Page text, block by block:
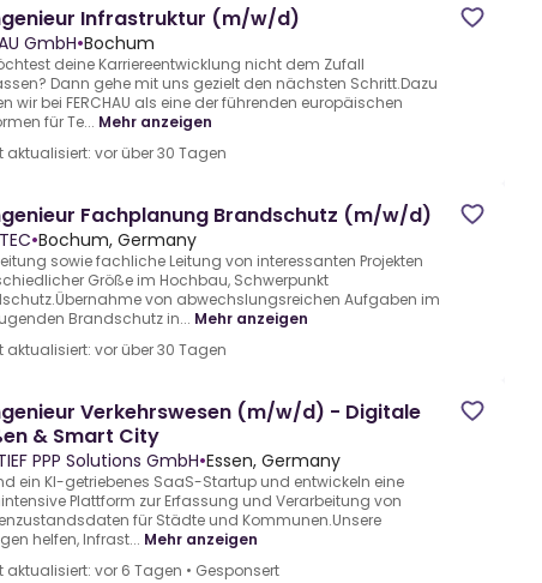
Infrastruktur (m/w/d)
GmbH•Bochum
deine Karriereentwicklung nicht dem Zufall
Dann gehe mit uns gezielt den nächsten Schritt.Dazu
wir bei FERCHAU als eine der führenden europäischen
für Te... Mehr anzeigen
aktualisiert: vor über 30 Tagen
Fachplanung Brandschutz (m/w/d)
•Bochum, Germany
sowie fachliche Leitung von interessanten Projekten
Größe im Hochbau, Schwerpunkt
von abwechslungsreichen Aufgaben im
Brandschutz in... Mehr anzeigen
aktualisiert: vor über 30 Tagen
Verkehrswesen (m/w/d) - Digitale
& Smart City
PPP Solutions GmbH•Essen, Germany
ein KI-getriebenes SaaS-Startup und entwickeln eine
Plattform zur Erfassung und Verarbeitung von
für Städte und Kommunen.Unsere
helfen, Infrast... Mehr anzeigen
aktualisiert: vor 6 Tagen • Gesponsert